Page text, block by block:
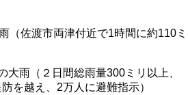
（佐渡市両津付近で1時間に約110ミ
大雨（２日間総雨量300ミリ以上、
を越え、2万人に避難指示）